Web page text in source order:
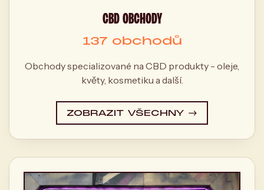
CBD OBCHODY
137 obchodů
Obchody specializované na CBD produkty - oleje,
květy, kosmetiku a další.
ZOBRAZIT VŠECHNY →